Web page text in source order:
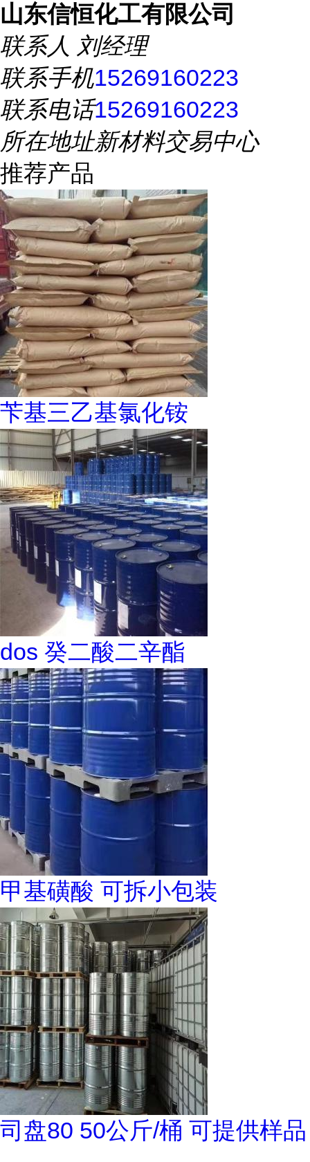
山东信恒化工有限公司
联系人 刘经理
联系手机15269160223
联系电话15269160223
所在地址新材料交易中心
推荐产品
苄基三乙基氯化铵
dos 癸二酸二辛酯
甲基磺酸 可拆小包装
司盘80 50公斤/桶 可提供样品